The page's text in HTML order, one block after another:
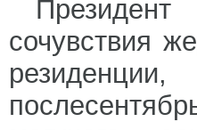
сочувствия